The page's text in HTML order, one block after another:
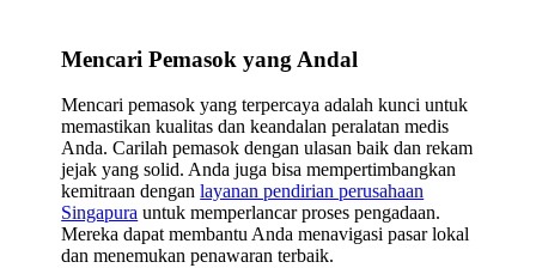
Mencari Pemasok yang Andal
Mencari pemasok yang terpercaya adalah kunci untuk
memastikan kualitas dan keandalan peralatan medis
Anda. Carilah pemasok dengan ulasan baik dan rekam
jejak yang solid. Anda juga bisa mempertimbangkan
kemitraan denganlayanan pendirian perusahaan
Singapura untuk memperlancar proses pengadaan.
Mereka dapat membantu Anda menavigasi pasar lokal
dan menemukan penawaran terbaik.